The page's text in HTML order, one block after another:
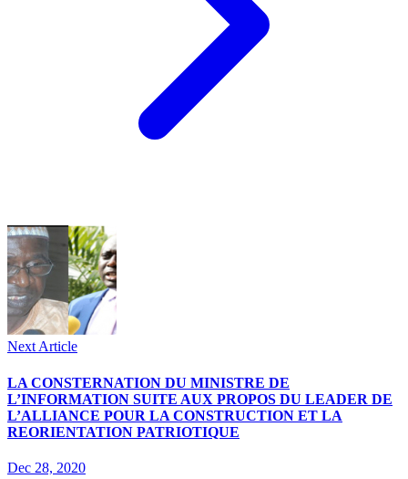
Next Article
LA CONSTERNATION DU MINISTRE DE
L’INFORMATION SUITE AUX PROPOS DU LEADER DE
L’ALLIANCE POUR LA CONSTRUCTION ET LA
REORIENTATION PATRIOTIQUE
Dec 28, 2020